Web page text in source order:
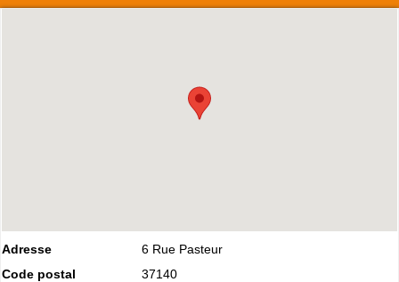
Adresse
6 Rue Pasteur
Code postal
37140